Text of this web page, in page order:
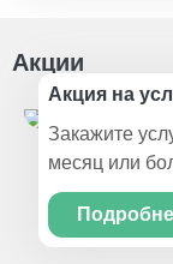
Акции
Акция на
Закажите
месяц или